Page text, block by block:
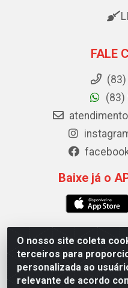
O nosso site coleta
terceiros para
personalizada ao
relevante de acordo
FALE
(83)
Baixe já o
Polybalas - Rua João
Ernesto Geisel, João